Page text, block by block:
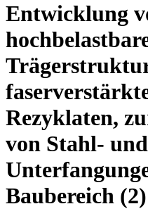
Entwicklung
Rezyklaten,
von Stahl-
Baubereich (2)